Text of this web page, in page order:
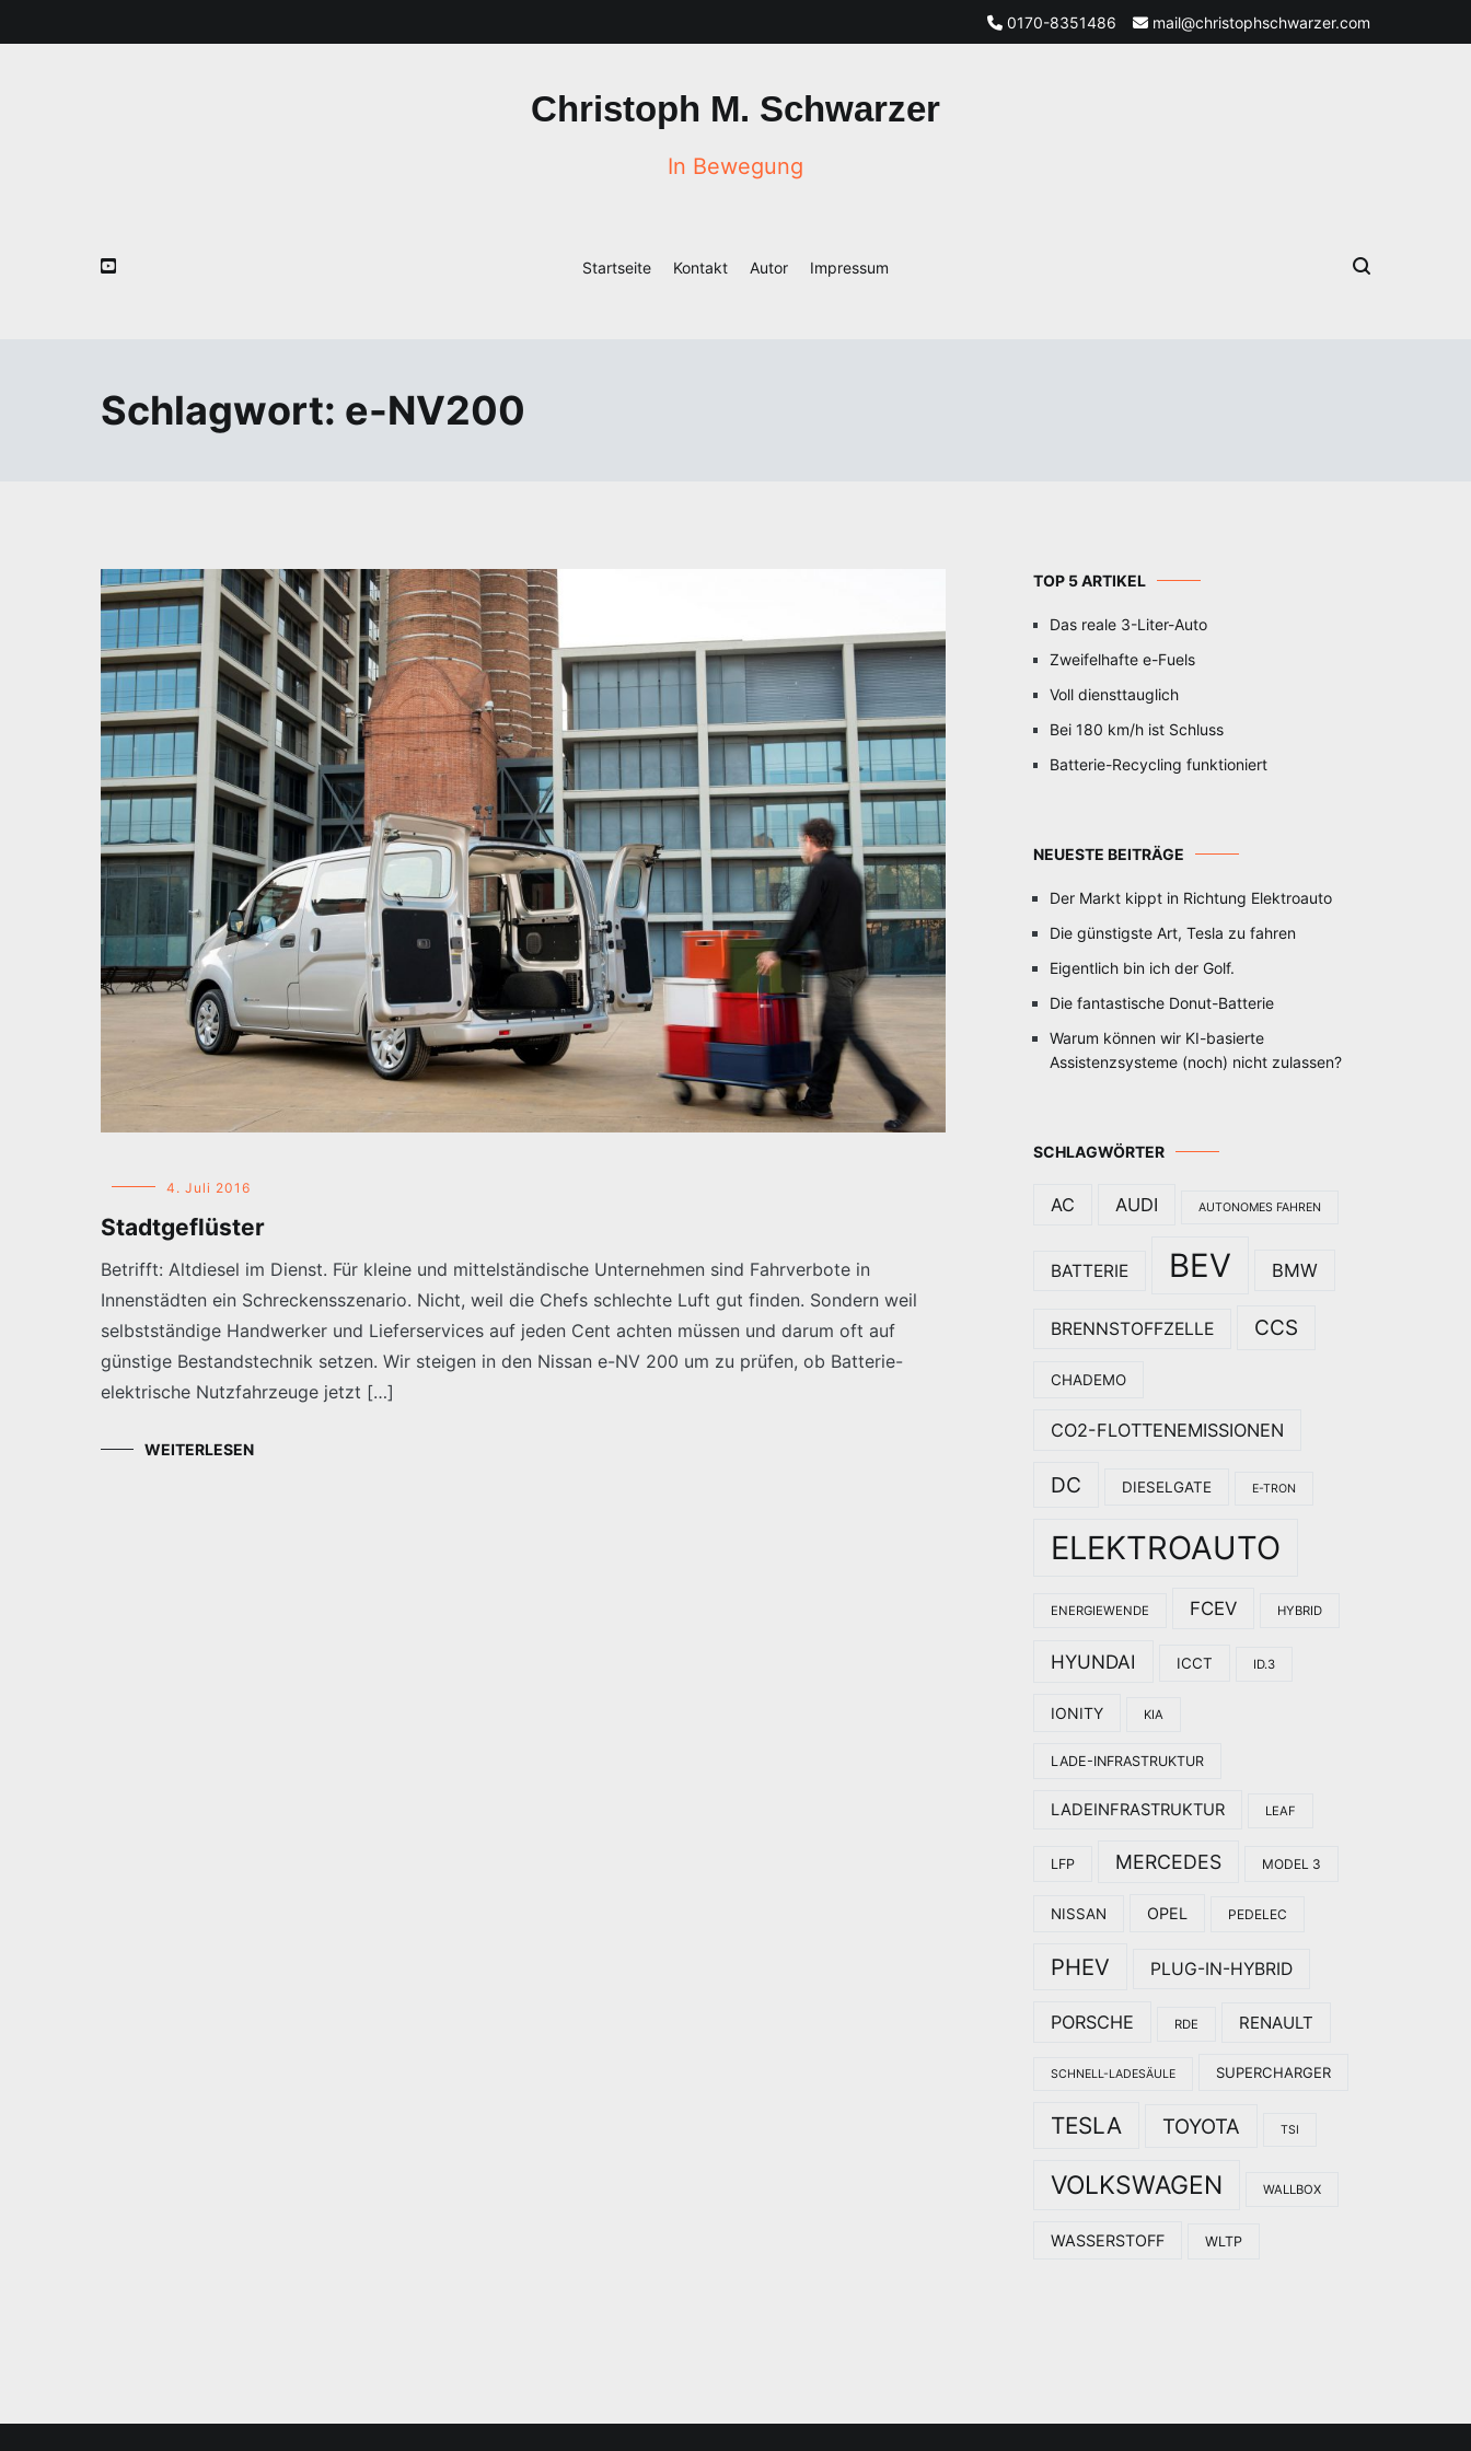
0170-8351486 mail@christophschwarzer.com
Christoph M. Schwarzer
In Bewegung
Startseite Kontakt Autor Impressum
Schlagwort: e-NV200
4. Juli 2016
Stadtgeflüster
Betrifft: Altdiesel im Dienst. Für kleine und mittelständische Unternehmen sind Fahrverbote in
Innenstädten ein Schreckensszenario. Nicht, weil die Chefs schlechte Luft gut finden. Sondern weil
selbstständige Handwerker und Lieferservices auf jeden Cent achten müssen und darum oft auf
günstige Bestandstechnik setzen. Wir steigen in den Nissan e-NV 200 um zu prüfen, ob Batterie-
elektrische Nutzfahrzeuge jetzt […]
WEITERLESEN
TOP 5 ARTIKEL
Das reale 3-Liter-Auto
Zweifelhafte e-Fuels
Voll diensttauglich
Bei 180 km/h ist Schluss
Batterie-Recycling funktioniert
NEUESTE BEITRÄGE
Der Markt kippt in Richtung Elektroauto
Die günstigste Art, Tesla zu fahren
Eigentlich bin ich der Golf.
Die fantastische Donut-Batterie
Warum können wir KI-basierte
Assistenzsysteme (noch) nicht zulassen?
SCHLAGWÖRTER
AC AUDI AUTONOMES FAHREN
BATTERIE BEV BMW
BRENNSTOFFZELLE CCS
CHADEMO
CO2-FLOTTENEMISSIONEN
DC DIESELGATE E-TRON
ELEKTROAUTO
ENERGIEWENDE FCEV HYBRID
HYUNDAI ICCT ID.3
IONITY KIA
LADE-INFRASTRUKTUR
LADEINFRASTRUKTUR LEAF
LFP MERCEDES MODEL 3
NISSAN OPEL PEDELEC
PHEV PLUG-IN-HYBRID
PORSCHE RDE RENAULT
SCHNELL-LADESÄULE SUPERCHARGER
TESLA TOYOTA TSI
VOLKSWAGEN WALLBOX
WASSERSTOFF WLTP